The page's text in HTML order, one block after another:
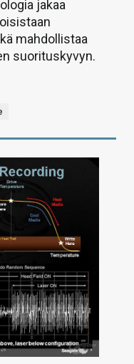
jakaa
mahdollistaa
suorituskyvyn.